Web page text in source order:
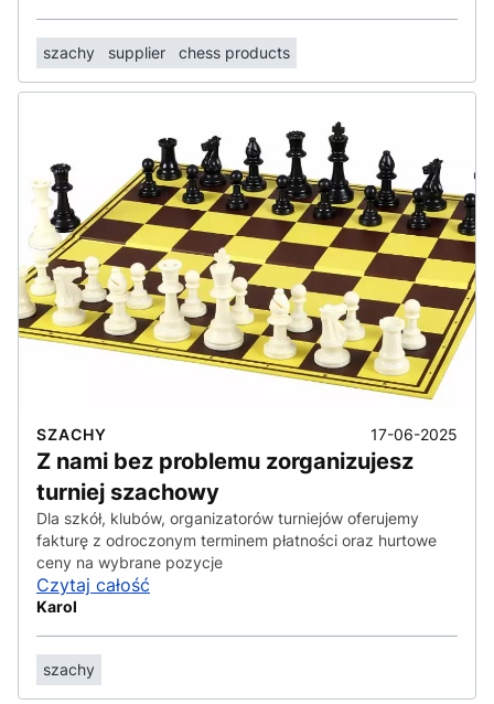
szachy supplier chess products
SZACHY 17-06-2025
Z nami bez problemu zorganizujesz
turniej szachowy
Dla szkół, klubów, organizatorów turniejów oferujemy
fakturę z odroczonym terminem płatności oraz hurtowe
ceny na wybrane pozycje
Czytaj całość
Karol
szachy